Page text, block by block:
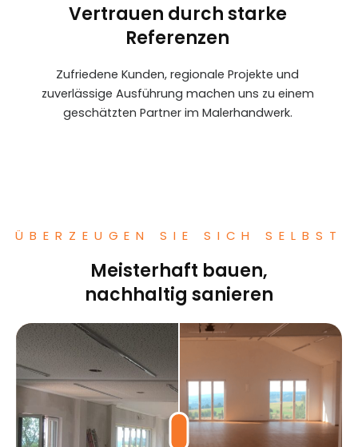
Vertrauen durch starke
Referenzen
Zufriedene Kunden, regionale Projekte und
zuverlässige Ausführung machen uns zu einem
geschätzten Partner im Malerhandwerk.
ÜBERZEUGEN SIE SICH SELBST
Meisterhaft bauen,
nachhaltig sanieren